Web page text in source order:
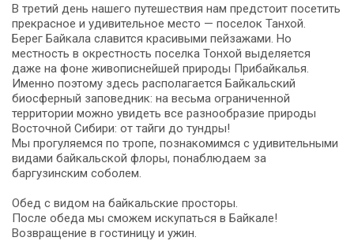
В третий день нашего путешествия нам предстоит посетить
прекрасное и удивительное место — поселок Танхой.
Берег Байкала славится красивыми пейзажами. Но
местность в окрестность поселка Тонхой выделяется
даже на фоне живописнейшей природы Прибайкалья.
Именно поэтому здесь располагается Байкальский
биосферный заповедник: на весьма ограниченной
территории можно увидеть все разнообразие природы
Восточной Сибири: от тайги до тундры!
Мы прогуляемся по тропе, познакомимся с удивительными
видами байкальской флоры, понаблюдаем за
баргузинским соболем.
Обед с видом на байкальские просторы.
После обеда мы сможем искупаться в Байкале!
Возвращение в гостиницу и ужин.